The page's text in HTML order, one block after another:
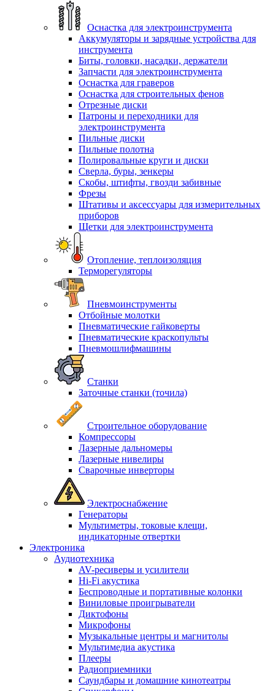
Оснастка для электроинструмента
Аккумуляторы и зарядные устройства для
инструмента
Биты, головки, насадки, держатели
Запчасти для электроинструмента
Оснастка для граверов
Оснастка для строительных фенов
Отрезные диски
Патроны и переходники для
электроинструмента
Пильные диски
Пильные полотна
Полировальные круги и диски
Сверла, буры, зенкеры
Скобы, штифты, гвозди забивные
Фрезы
Штативы и аксессуары для измерительных
приборов
Щетки для электроинструмента
Отопление, теплоизоляция
Терморегуляторы
Пневмоинструменты
Отбойные молотки
Пневматические гайковерты
Пневматические краскопульты
Пневмошлифмашины
Станки
Заточные станки (точила)
Строительное оборудование
Компрессоры
Лазерные дальномеры
Лазерные нивелиры
Сварочные инверторы
Электроснабжение
Генераторы
Мультиметры, токовые клещи,
индикаторные отвертки
Электроника
Аудиотехника
AV-ресиверы и усилители
Hi-Fi акустика
Беспроводные и портативные колонки
Виниловые проигрыватели
Диктофоны
Микрофоны
Музыкальные центры и магнитолы
Мультимедиа акустика
Плееры
Радиоприемники
Саундбары и домашние кинотеатры